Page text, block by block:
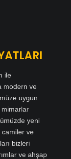
ile
modern ve
uygun
yeni
camiler ve
bizleri
ve ahşap